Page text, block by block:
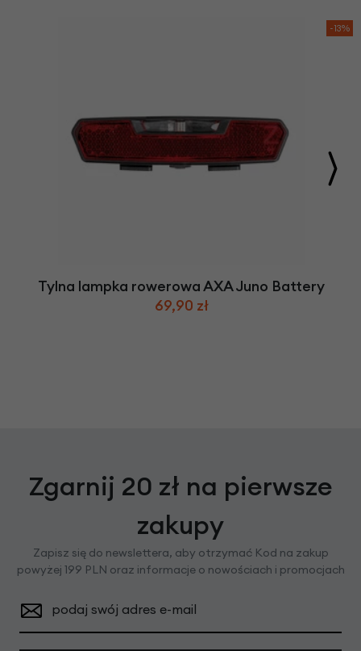
-13%
Tylna lampka rowerowa AXA Juno Battery
69,90 zł
Zgarnij 20 zł na pierwsze
zakupy
Zapisz się do newslettera, aby otrzymać Kod na zakup
powyżej 199 PLN oraz informacje o nowościach i promocjach
podaj swój adres e-mail